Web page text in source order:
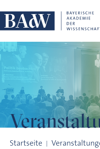
Startseite